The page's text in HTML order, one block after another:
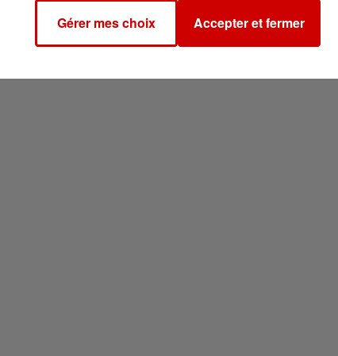
Gérer mes choix Accepter et fermer